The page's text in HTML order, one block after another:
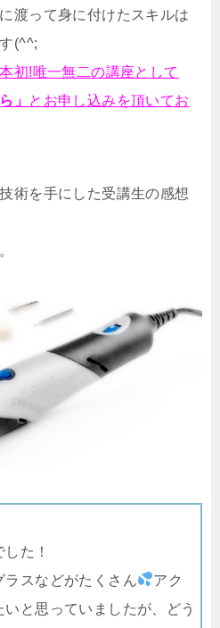
渡って身に付けたスキルは
(^^;
初!唯一無二の講座として
」 とお申し込みを頂いてお
術を手にした受講生の感想
た！
スなどがたくさん
アク
と思っていましたが、どう